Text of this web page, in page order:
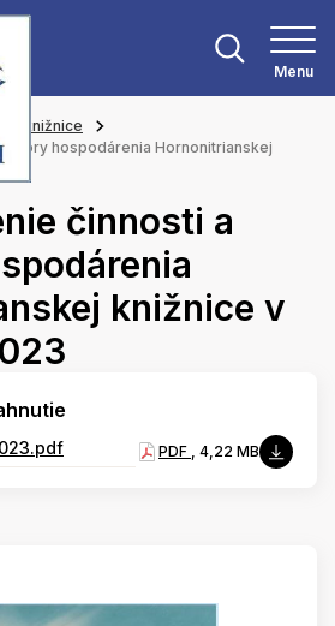
Menu
knižnice
hospodárenia Hornonitrianskej
činnosti a
knižnice v
PDF , 4,22 MB